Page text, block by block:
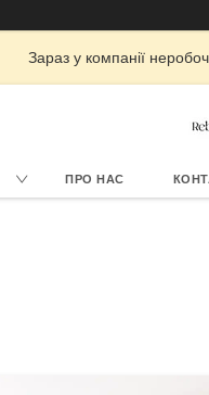
Зараз у компанії
ПРО НАС